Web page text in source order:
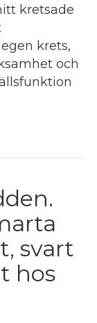
kretsade
krets,
och
svart
hos